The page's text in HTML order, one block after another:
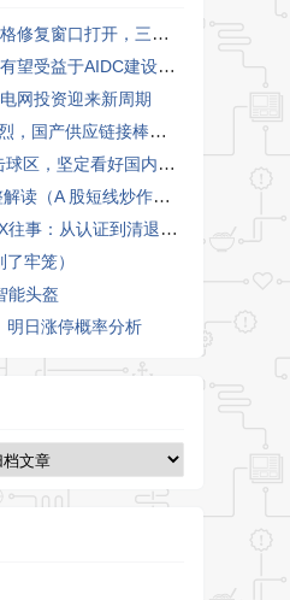
硅料迎来政策底，价格修复窗口打开，三大龙头充分受益量价反转
大缸径气缸套、活塞有望受益于AIDC建设需求
网投资迎来新周期
MLCC涨价潮愈演愈烈，国产供应链接棒消费级市场
AIDC核心标的再入击球区，坚定看好国内企业在全球液冷市场份额渗透所带来的板块投资机会。
AI 外卖头盔题材完整解读（A 股短线炒作发酵逻辑）
中国供应商的SpaceX往事：从认证到清退的1800天
牢笼）
能头盔
明日涨停概率分析